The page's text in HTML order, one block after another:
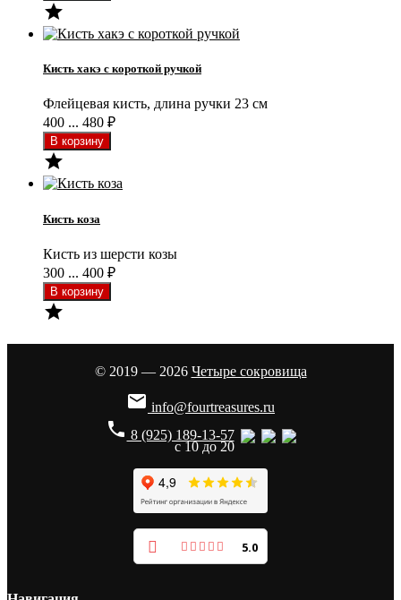

Кисть хакэ с короткой ручкой
Флейцевая кисть, длина ручки 23 см
400 ... 480 ₽

Кисть коза
Кисть из шерсти козы
300 ... 400 ₽

© 2019 — 2026 Четыре сокровища
 info@fourtreasures.ru
phone 8 (925) 189-13-57
с 10 до 20
5.0